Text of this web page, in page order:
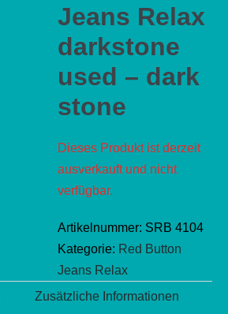
Jeans Relax
darkstone
used – dark
stone
Dieses Produkt ist derzeit
ausverkauft und nicht
verfügbar.
Artikelnummer: SRB 4104
Kategorie: Red Button
Jeans Relax
Zusätzliche Informationen